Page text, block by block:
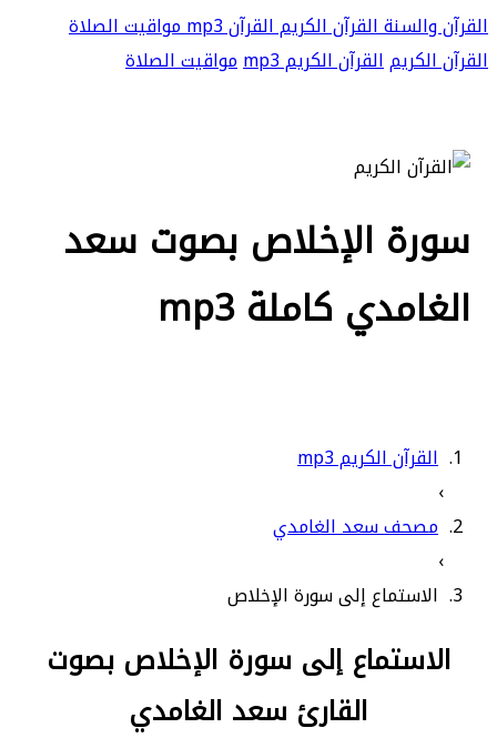
القرآن والسنةالقرآن الكريمالقرآن mp3
مواقيت الصلاة
القرآن الكريمالقرآن الكريم mp3 مواقيت الصلاة
سورة الإخلاص بصوت سعد
الغامدي كاملة mp3
القرآن الكريم mp3
›
مصحف سعد الغامدي
›
الاستماع إلى سورة الإخلاص
الاستماع إلى سورة الإخلاص بصوت
القارئ سعد الغامدي